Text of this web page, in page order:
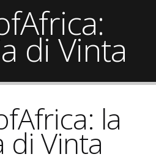
di Vinta
la
di Vinta